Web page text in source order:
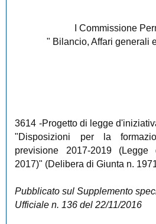
I Commissione
" Bilancio, Affari generali
3614 -Progetto di legge
"Disposizioni per la
previsione 2017-2019
2017)" (Delibera di Giunta n.
Pubblicato sul Supplemento
Ufficiale n. 136 del 22/11/2016